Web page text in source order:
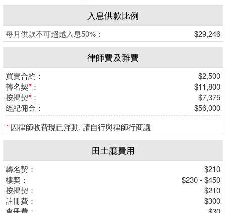
入息供款比例
每月供款不可超越入息50%： $29,246
律師費及雜費
買賣合約：
$2,500
轉名契*：
$11,800
按揭契*：
$7,375
經紀佣金：
$56,000
*因律師收費現已浮動, 請自行與律師行商議
田土廳費用
轉名契：
$210
樓契：
$230 - $450
按揭契：
$210
註冊費：
$300